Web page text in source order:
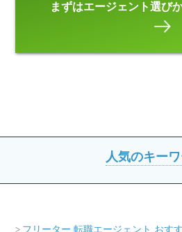
まずはエージェント選び
人気のキー
フリーター 転職エージェント おす